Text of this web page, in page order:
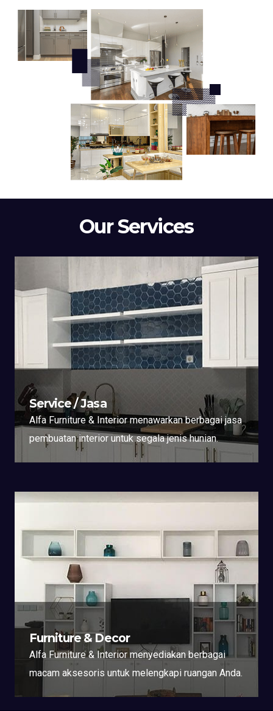
Our Services
Service / Jasa
Alfa Furniture & Interior menawarkan berbagai jasa
pembuatan interior untuk segala jenis hunian.
Furniture & Decor
Alfa Furniture & Interior menyediakan berbagai
macam aksesoris untuk melengkapi ruangan Anda.